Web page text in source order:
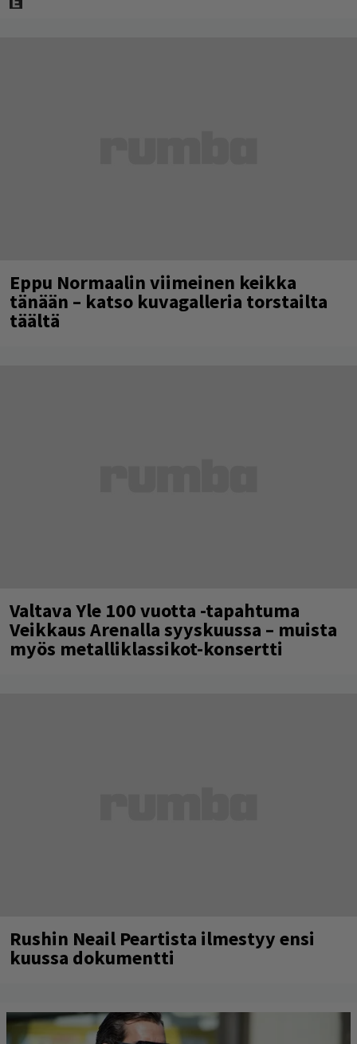
Eppu Normaalin viimeinen keikka
tänään – katso kuvagalleria torstailta
täältä
Valtava Yle 100 vuotta -tapahtuma
Veikkaus Arenalla syyskuussa – muista
myös metalliklassikot-konsertti
Rushin Neail Peartista ilmestyy ensi
kuussa dokumentti